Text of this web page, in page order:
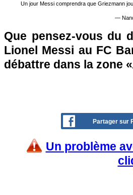
Un jour Messi comprendra que Griezmann
—
Que pensez-vous du
Lionel Messi au FC
débattre dans la zone «
Partager sur
Un problème